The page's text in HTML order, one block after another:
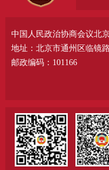
中国人民政治协商会议北
地址：北京市通州区临镜
邮政编码：101166